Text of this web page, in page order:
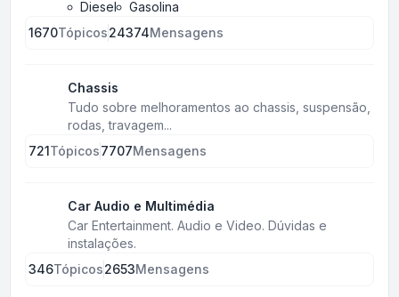
Diesel
Gasolina
1670Tópicos24374Mensagens
Chassis
Tudo sobre melhoramentos ao chassis, suspensão,
rodas, travagem...
721Tópicos7707Mensagens
Car Audio e Multimédia
Car Entertainment. Audio e Video. Dúvidas e
instalações.
346Tópicos2653Mensagens